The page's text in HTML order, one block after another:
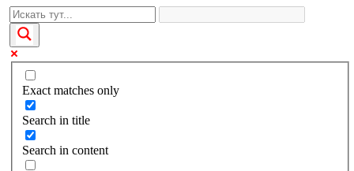
Exact matches only
Search in title
Search in content